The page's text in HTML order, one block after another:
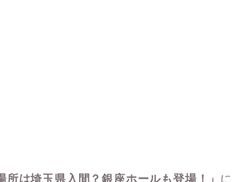
所は埼玉県入間？銀座ホールも登場！ 」 に